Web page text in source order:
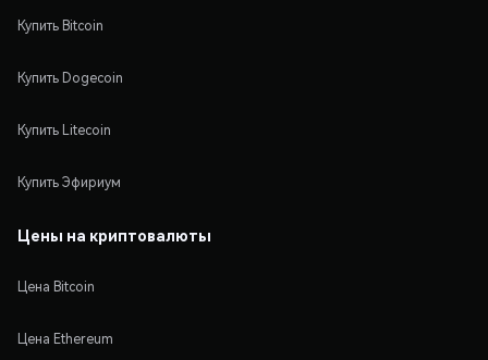
Купить Bitcoin
Купить Dogecoin
Купить Litecoin
Купить Эфириум
Цены на криптовалюты
Цена Bitcoin
Цена Ethereum